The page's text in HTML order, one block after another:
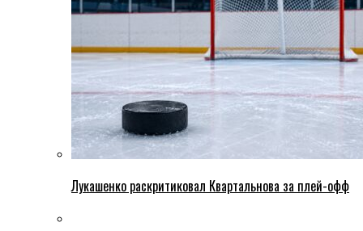
Лукашенко раскритиковал Квартальнова за плей-офф